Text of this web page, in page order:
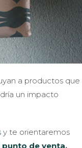
a productos que
un impacto
y te orientaremos
de venta,